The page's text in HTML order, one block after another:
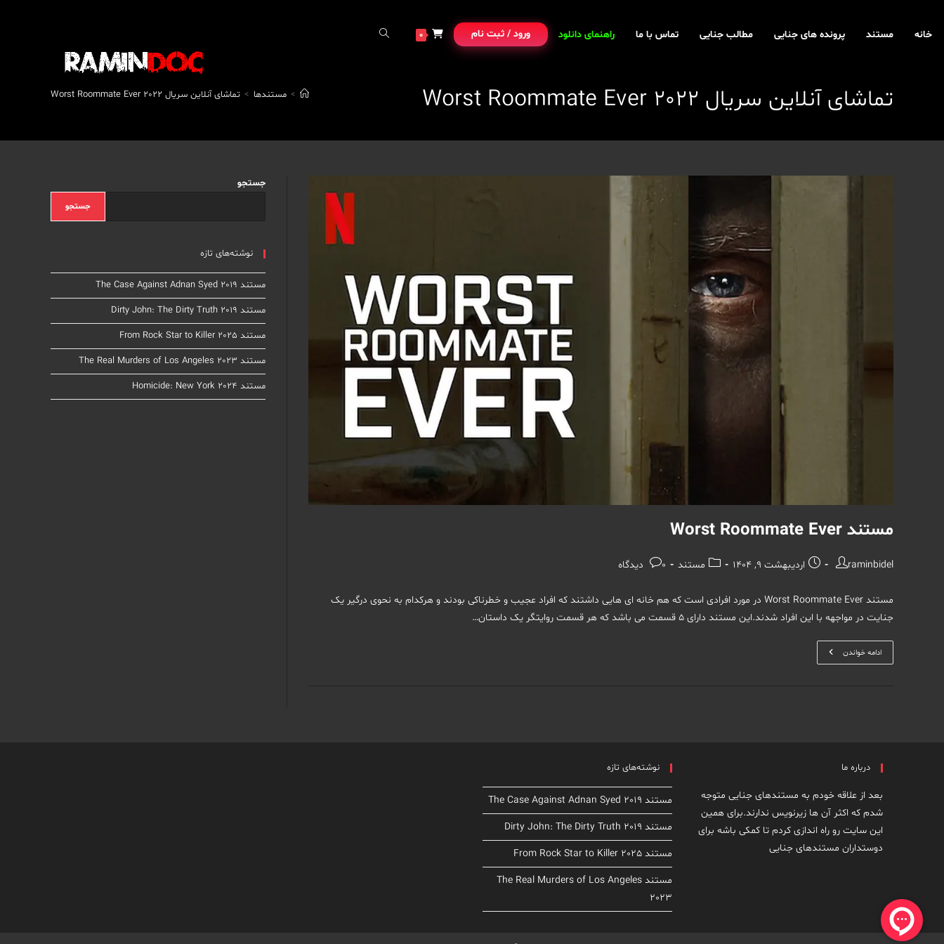
خانه مستند پرونده های جنایی مطالب جنایی تماس با ما راهنمای دانلود ورود / ثبت نام 0
تماشای آنلاین سریال Worst Roommate Ever 2022 > مستندها > تماشای آنلاین سریال Worst Roommate Ever 2022
مستند Worst Roommate Ever
نویسندهٔ
raminbidel
نوشته
است:
اردیبهشت 9, 1404
دسته‌مستند
نظرات0 دیدگاه
مستند Worst Roommate Ever در مورد افرادی است که هم خانه ای هایی داشتند که افراد عجیب و خطرناکی بودند و هرکدام به نحوی درگیر یک
جنایت در مواجهه با این افراد شدند.این مستند دارای 5 قسمت می باشد که هر قسمت روایتگر یک داستان…
ادامه خواندنمستند
Worst
جستجو
جستجو
نوشته‌های تازه
مستند The Case Against Adnan Syed 2019
مستند Dirty John: The Dirty Truth 2019
مستند From Rock Star to Killer 2025
مستند The Real Murders of Los Angeles 2023
مستند Homicide: New York 2024
درباره ما
بعد از علاقه خودم به مستندهای جنایی متوجه
شدم که اکثر آن ها زیرنویس ندارند.برای همین
این سایت رو راه اندازی کردم تا کمکی باشه برای
دوستداران مستندهای جنایی
نوشته‌های تازه
مستند The Case Against Adnan Syed 2019
مستند Dirty John: The Dirty Truth 2019
مستند From Rock Star to Killer 2025
مستند The Real Murders of Los Angeles
2023